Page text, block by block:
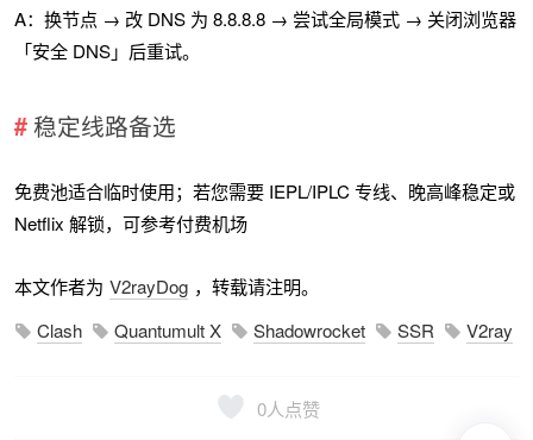
A：换节点 → 改 DNS 为 8.8.8.8 → 尝试全局模式 → 关闭浏览器
「安全 DNS」后重试。
稳定线路备选
免费池适合临时使用；若您需要 IEPL/IPLC 专线、晚高峰稳定或
Netflix 解锁，可参考付费机场
本文作者为 V2rayDog ，转载请注明。
Clash
Quantumult X Shadowrocket SSR V2ray
0人点赞